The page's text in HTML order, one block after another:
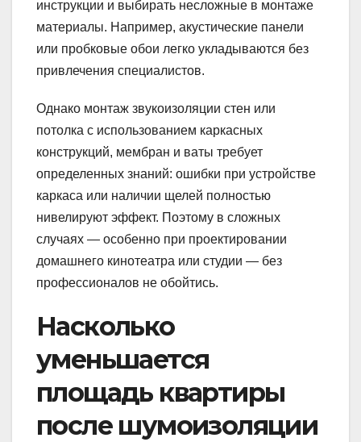
инструкции и выбирать несложные в монтаже
материалы. Например, акустические панели
или пробковые обои легко укладываются без
привлечения специалистов.
Однако монтаж звукоизоляции стен или
потолка с использованием каркасных
конструкций, мембран и ваты требует
определенных знаний: ошибки при устройстве
каркаса или наличии щелей полностью
нивелируют эффект. Поэтому в сложных
случаях — особенно при проектировании
домашнего кинотеатра или студии — без
профессионалов не обойтись.
Насколько
уменьшается
площадь квартиры
после шумоизоляции